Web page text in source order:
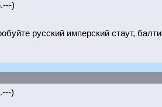
)
русский имперский стаут,
)